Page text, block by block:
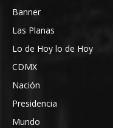
Banner
Las Planas
Lo de Hoy lo de Hoy
CDMX
Nación
Presidencia
Mundo